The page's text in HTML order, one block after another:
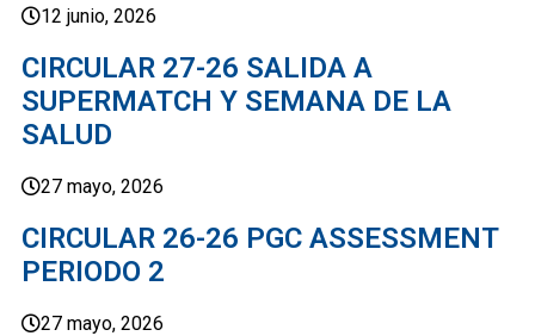
12 junio, 2026
CIRCULAR 27-26 SALIDA A
SUPERMATCH Y SEMANA DE LA
SALUD
27 mayo, 2026
CIRCULAR 26-26 PGC ASSESSMENT
PERIODO 2
27 mayo, 2026